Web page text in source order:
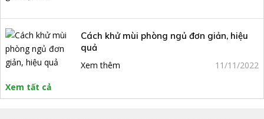
Cách khử mùi phòng ngủ đơn giản, hiệu
quả
Xem thêm
11/11/2022
Xem tất cả